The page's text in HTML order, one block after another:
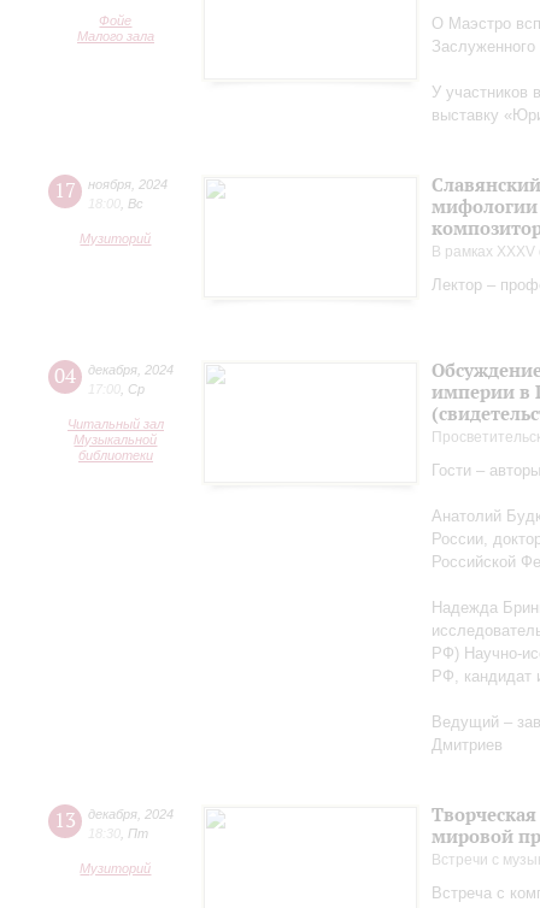
Фойе
Малого зала
О Маэстро
У участников
выставку
17 ноября 2024
18:00 Вс
Музиторий
мифологии
В рамках
Лектор –
04 декабря 2024
17:00 Ср
Читальный зал
Музыкальной
библиотеки
империи в
Гости –
Анатолий
России,
Российской
Надежда
РФ) Научно-
РФ, кандидат
Ведущий –
Дмитриев
13 декабря 2024
18:30 Пт
Музиторий
мировой
Встречи с
Встреча с